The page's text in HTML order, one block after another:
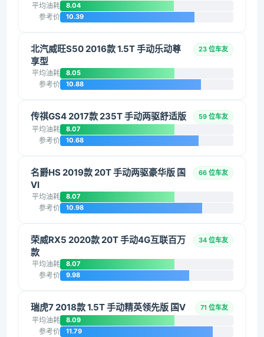
平均油耗 8.04
参考价 10.39
北汽威旺S50 2016款 1.5T 手动乐动尊
享型
23 位车友
平均油耗 8.05
参考价 10.88
传祺GS4 2017款 235T 手动两驱舒适版 59 位车友
平均油耗 8.07
参考价 10.68
名爵HS 2019款 20T 手动两驱豪华版 国
VI
66 位车友
平均油耗 8.07
参考价 10.98
荣威RX5 2020款 20T 手动4G互联百万
款
34 位车友
平均油耗 8.07
参考价 9.98
瑞虎7 2018款 1.5T 手动精英领先版 国V 71 位车友
平均油耗 8.09
参考价 11.79